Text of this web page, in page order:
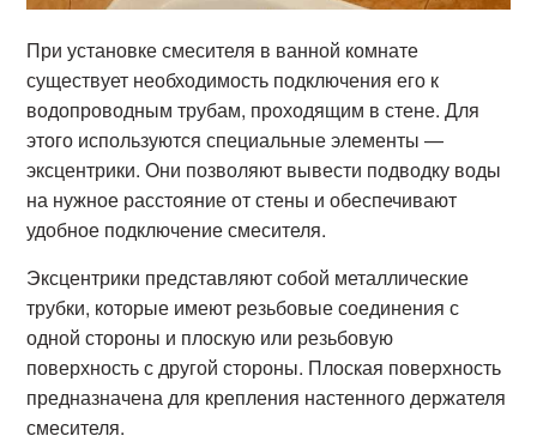
При установке смесителя в ванной комнате
существует необходимость подключения его к
водопроводным трубам, проходящим в стене. Для
этого используются специальные элементы —
эксцентрики. Они позволяют вывести подводку воды
на нужное расстояние от стены и обеспечивают
удобное подключение смесителя.
Эксцентрики представляют собой металлические
трубки, которые имеют резьбовые соединения с
одной стороны и плоскую или резьбовую
поверхность с другой стороны. Плоская поверхность
предназначена для крепления настенного держателя
смесителя.